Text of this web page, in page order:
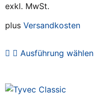
exkl. MwSt.
plus Versandkosten
Ausführung wählen